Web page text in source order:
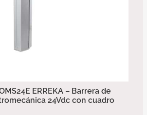
– Barrera de
24Vdc con cuadro